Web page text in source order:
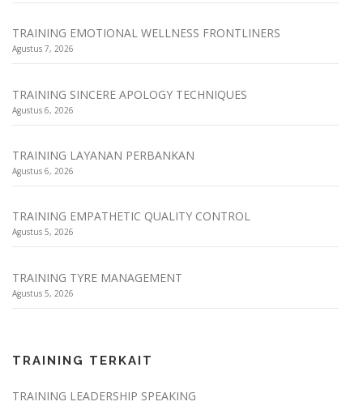
TRAINING EMOTIONAL WELLNESS FRONTLINERS
Agustus 7, 2026
TRAINING SINCERE APOLOGY TECHNIQUES
Agustus 6, 2026
TRAINING LAYANAN PERBANKAN
Agustus 6, 2026
TRAINING EMPATHETIC QUALITY CONTROL
Agustus 5, 2026
TRAINING TYRE MANAGEMENT
Agustus 5, 2026
TRAINING TERKAIT
TRAINING LEADERSHIP SPEAKING